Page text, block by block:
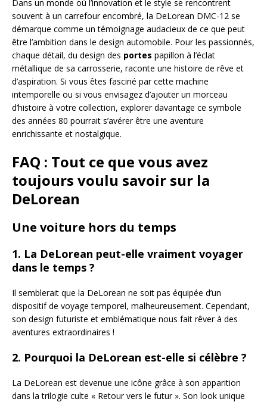
Dans un monde où l’innovation et le style se rencontrent
souvent à un carrefour encombré, la DeLorean DMC-12 se
démarque comme un témoignage audacieux de ce que peut
être l’ambition dans le design automobile. Pour les passionnés,
chaque détail, du design des portes papillon à l’éclat
métallique de sa carrosserie, raconte une histoire de rêve et
d’aspiration. Si vous êtes fasciné par cette machine
intemporelle ou si vous envisagez d’ajouter un morceau
d’histoire à votre collection, explorer davantage ce symbole
des années 80 pourrait s’avérer être une aventure
enrichissante et nostalgique.
FAQ : Tout ce que vous avez
toujours voulu savoir sur la
DeLorean
Une voiture hors du temps
1. La DeLorean peut-elle vraiment voyager
dans le temps ?
Il semblerait que la DeLorean ne soit pas équipée d’un
dispositif de voyage temporel, malheureusement. Cependant,
son design futuriste et emblématique nous fait rêver à des
aventures extraordinaires !
2. Pourquoi la DeLorean est-elle si célèbre ?
La DeLorean est devenue une icône grâce à son apparition
dans la trilogie culte « Retour vers le futur ». Son look unique